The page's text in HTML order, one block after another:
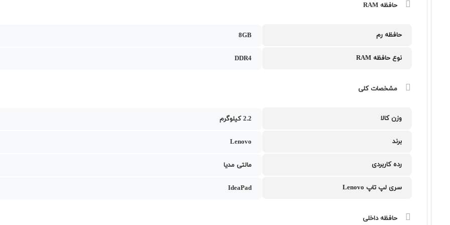
حافظه RAM
حافظه رم 8GB
نوع حافظه RAM DDR4
مشخصات کلی
وزن کالا 2.2 کیلوگرم
برند Lenovo
رده کاربردی مالتی مدیا
سری لپ تاپ Lenovo IdeaPad
حافظه داخلی